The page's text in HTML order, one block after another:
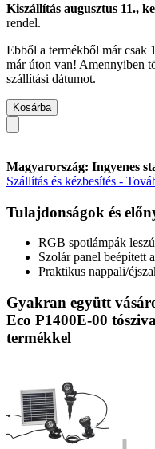
Kiszállítás augusztus 11.,
rendel.
Ebből a termékből már csak
már úton van! Amennyiben
szállítási dátumot.
Kosárba
Magyarország: Ingyenes
Szállítás és kézbesítés -
Tulajdonságok és
RGB spotlámpák
Szolár panel beépített
Praktikus nappali/
Gyakran együtt
Eco P1400E-00
termékkel